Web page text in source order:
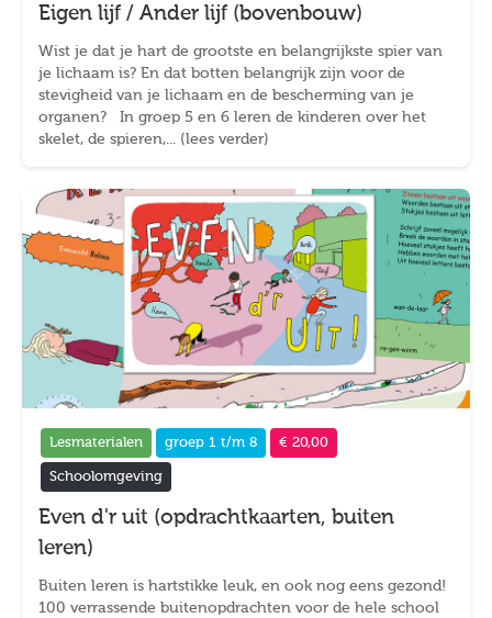
Eigen lijf / Ander lijf (bovenbouw)
Wist je dat je hart de grootste en belangrijkste spier van
je lichaam is? En dat botten belangrijk zijn voor de
stevigheid van je lichaam en de bescherming van je
organen? In groep 5 en 6 leren de kinderen over het
skelet, de spieren,... (lees verder)
Lesmaterialen groep 1 t/m 8 € 20,00
Schoolomgeving
Even d'r uit (opdrachtkaarten, buiten
leren)
Buiten leren is hartstikke leuk, en ook nog eens gezond!
100 verrassende buitenopdrachten voor de hele school